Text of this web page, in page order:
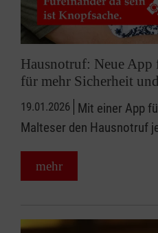
Hausnotruf: Neue
für mehr Sicherheit
19.01.2026 Mit einer App
Malteser den Hausnotruf
mehr